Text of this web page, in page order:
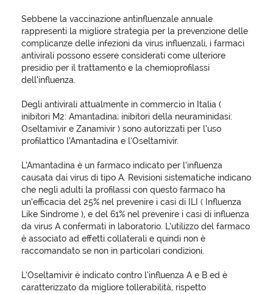
Sebbene la vaccinazione antinfluenzale annuale
rappresenti la migliore strategia per la prevenzione delle
complicanze delle infezioni da virus influenzali, i farmaci
antivirali possono essere considerati come ulteriore
presidio per il trattamento e la chemioprofilassi
dell’influenza.
Degli antivirali attualmente in commercio in Italia (
inibitori M2: Amantadina; inibitori della neuraminidasi:
Oseltamivir e Zanamivir ) sono autorizzati per l’uso
profilattico l’Amantadina e l’Oseltamivir.
L’Amantadina è un farmaco indicato per l’influenza
causata dai virus di tipo A. Revisioni sistematiche indicano
che negli adulti la profilassi con questo farmaco ha
un’efficacia del 25% nel prevenire i casi di ILI ( Influenza
Like Sindrome ), e del 61% nel prevenire i casi di influenza
da virus A confermati in laboratorio. L’utilizzo del farmaco
è associato ad effetti collaterali e quindi non è
raccomandato se non in particolari condizioni.
L’Oseltamivir è indicato contro l’influenza A e B ed è
caratterizzato da migliore tollerabilità, rispetto